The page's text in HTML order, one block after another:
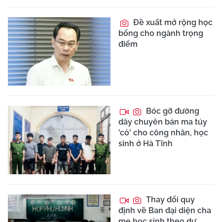
Đề xuất mở rộng học
bổng cho ngành trọng
điểm
Bóc gỡ đường
dây chuyên bán ma túy
'cỏ' cho công nhân, học
sinh ở Hà Tĩnh
Thay đổi quy
định về Ban đại diện cha